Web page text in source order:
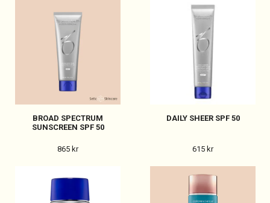
BROAD SPECTRUM
SUNSCREEN SPF 50
865 kr
DAILY SHEER SPF 50
615 kr